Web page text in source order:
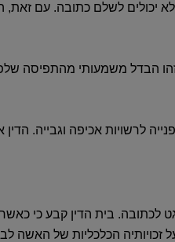
יכולים לשלם כתובה‏.‏ עם זאת‏,‏
הבדל משמעותי מהתפיסה
לרשויות אכיפה וגבייה‏.‏
לכתובה‏.‏ בית הדין קבע כי
זכויותיה הכלכליות של האשה